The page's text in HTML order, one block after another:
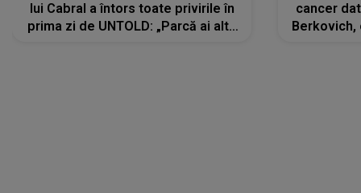
lui Cabral a întors toate privirile în
prima zi de UNTOLD: „Parcă ai altă
cancer
Berkovich,